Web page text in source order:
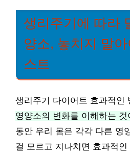
생리주기에 따라
양소, 놓치지 말
스트
생리주기 다이어트 효과적인
영양소의 변화를 이해하는 것
동안 우리 몸은 각각 다른 영
걸 모르고 지나치면 효과적